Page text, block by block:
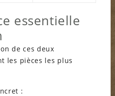
essentielle
de ces deux
les pièces les plus
: